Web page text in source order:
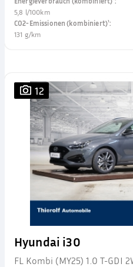
5,8 l/100km
CO2-Emissionen (kombiniert)¹:
131 g/km
12
Hyundai i30
FL Kombi (MY25) 1.0 T-GDI